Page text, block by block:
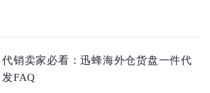
代销卖家必看：迅蜂海外仓货盘一件代
发FAQ